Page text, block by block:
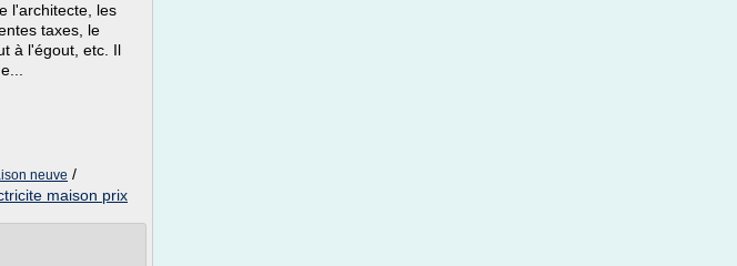
l'architecte, les
taxes, le
à l'égout, etc. Il
neuve /
maison prix